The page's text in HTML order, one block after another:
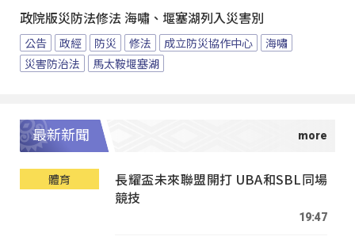
政院版災防法修法 海嘯、堰塞湖列入災害別
公告 政經 防災 修法 成立防災協作中心
海嘯
災害防治法
馬太鞍堰塞湖
最新新聞
體育
長耀盃未來聯盟開打 UBA和SBL同場
競技
19:47